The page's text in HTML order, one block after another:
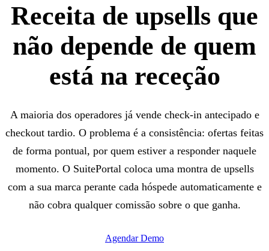
Receita de upsells que
não depende de quem
está na receção
A maioria dos operadores já vende check-in antecipado e
checkout tardio. O problema é a consistência: ofertas feitas
de forma pontual, por quem estiver a responder naquele
momento. O SuitePortal coloca uma montra de upsells
com a sua marca perante cada hóspede automaticamente e
não cobra qualquer comissão sobre o que ganha.
Agendar Demo